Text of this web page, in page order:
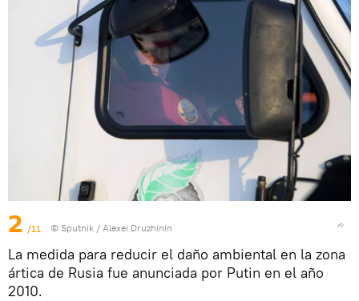
2 /11 © Sputnik / Alexei Druzhinin
La medida para reducir el daño ambiental en la zona
ártica de Rusia fue anunciada por Putin en el año
2010.